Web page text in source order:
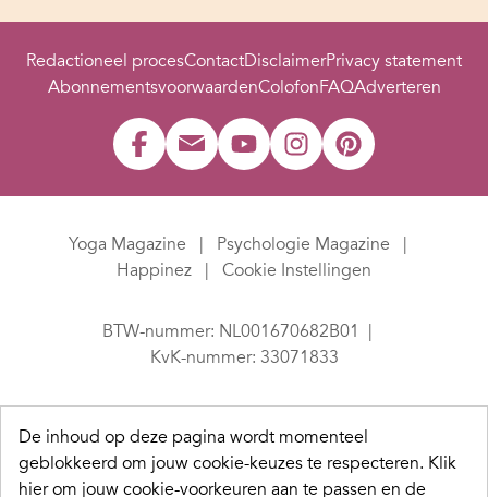
Redactioneel procesContactDisclaimerPrivacy statement
AbonnementsvoorwaardenColofonFAQAdverteren
Yoga Magazine
Psychologie Magazine
Happinez
Cookie Instellingen
BTW-nummer: NL001670682B01
KvK-nummer: 33071833
De inhoud op deze pagina wordt momenteel
geblokkeerd om jouw cookie-keuzes te respecteren. Klik
hier om jouw cookie-voorkeuren aan te passen en de